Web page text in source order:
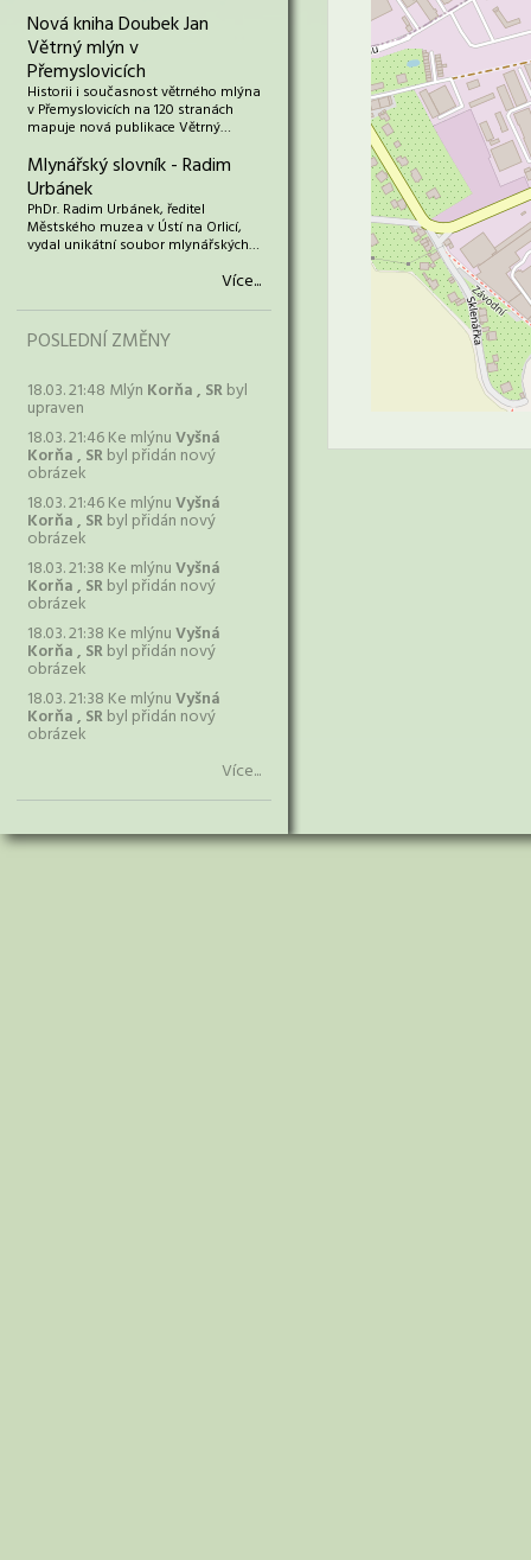
Nová kniha Doubek Jan
Větrný mlýn v
Přemyslovicích
Historii i současnost větrného mlýna
v Přemyslovicích na 120 stranách
mapuje nová publikace Větrný…
Mlynářský slovník - Radim
Urbánek
PhDr. Radim Urbánek, ředitel
Městského muzea v Ústí na Orlicí,
vydal unikátní soubor mlynářských…
Více...
POSLEDNÍ ZMĚNY
18.03. 21:48 Mlýn Korňa , SRbyl
upraven
18.03. 21:46 Ke mlýnuVyšná
Korňa , SRbyl přidán nový
obrázek
18.03. 21:46 Ke mlýnuVyšná
Korňa , SRbyl přidán nový
obrázek
18.03. 21:38 Ke mlýnuVyšná
Korňa , SRbyl přidán nový
obrázek
18.03. 21:38 Ke mlýnuVyšná
Korňa , SRbyl přidán nový
obrázek
18.03. 21:38 Ke mlýnuVyšná
Korňa , SRbyl přidán nový
obrázek
Více...